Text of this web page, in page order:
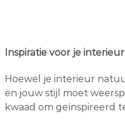
Inspiratie voor je interieur
Hoewel je interieur
en jouw stijl moet
kwaad om geïnspireerd